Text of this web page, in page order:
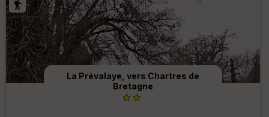
La Prévalaye, vers Chartres de
Bretagne